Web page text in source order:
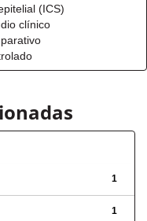
(ICS)
clínico
1
1